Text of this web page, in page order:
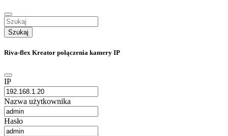
Szukaj
Riva-flex Kreator połączenia kamery IP
IP
Nazwa użytkownika
Hasło